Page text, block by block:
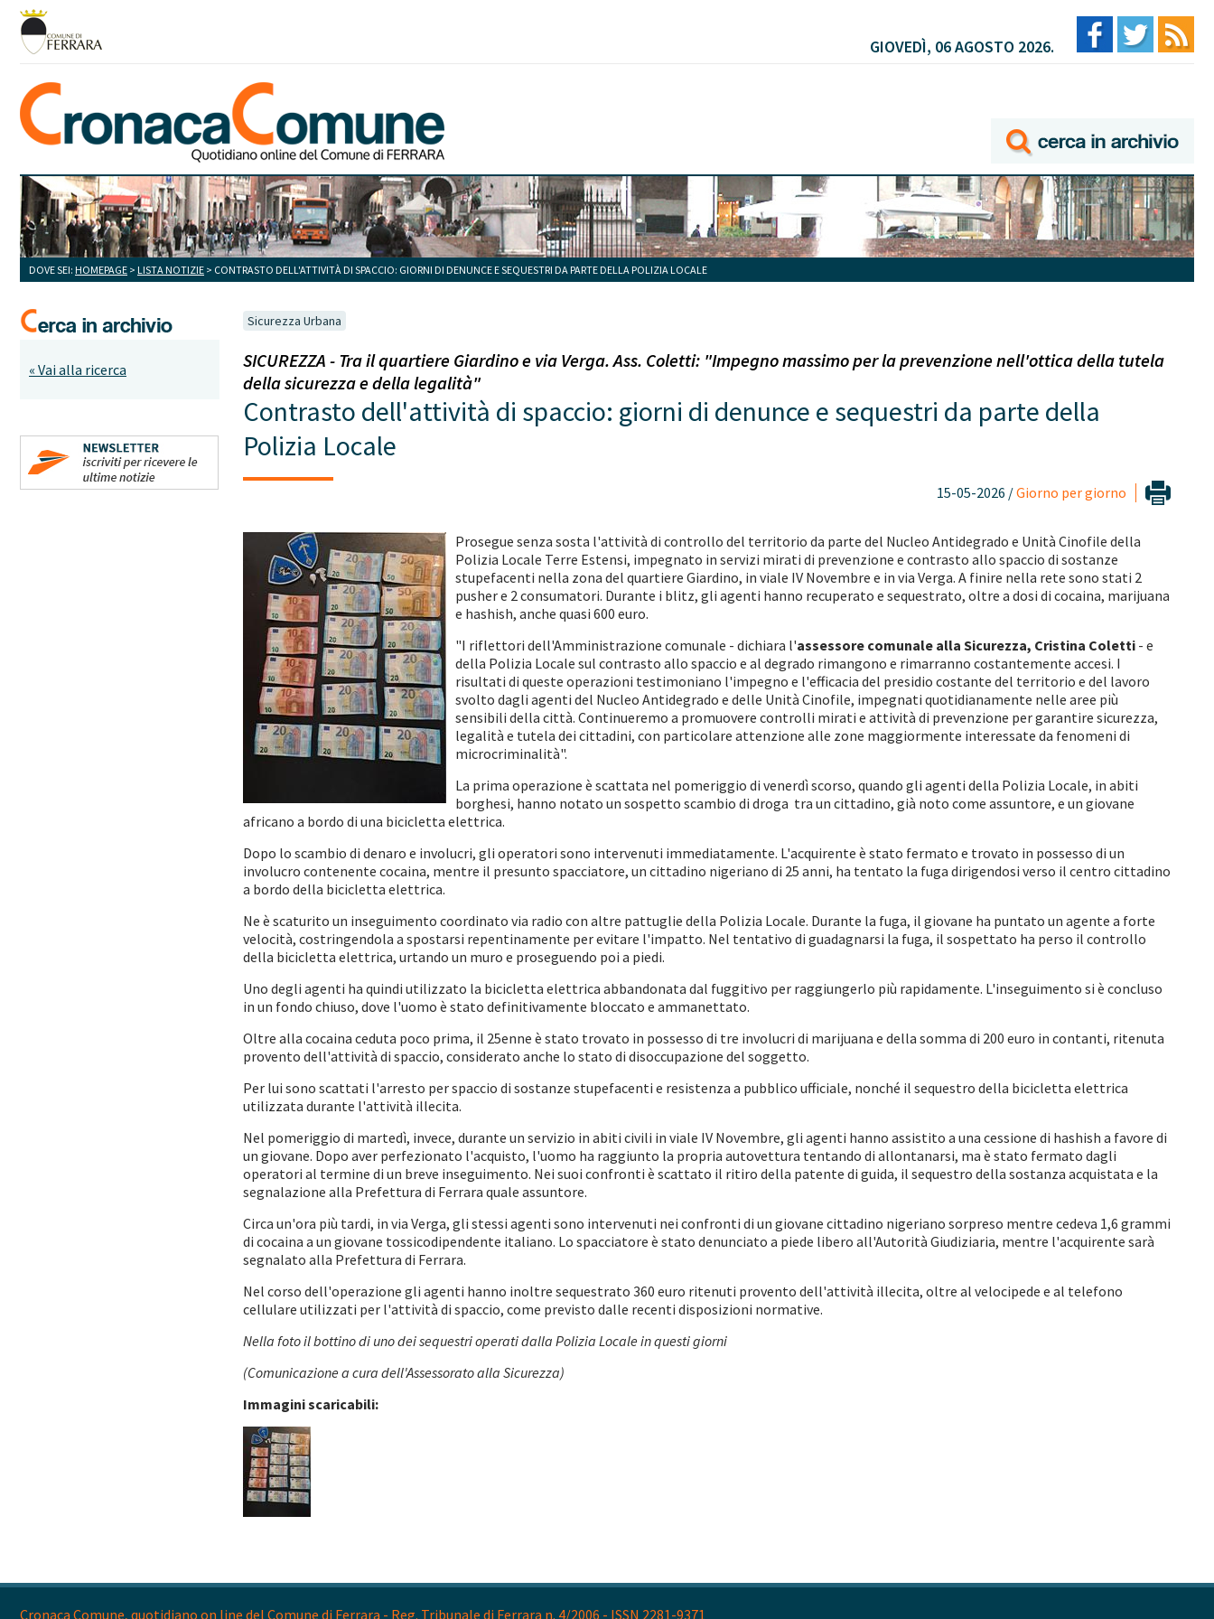
GIOVEDÌ, 06 AGOSTO 2026.
DOVE SEI: HOMEPAGE > LISTA NOTIZIE > CONTRASTO DELL'ATTIVITÀ DI SPACCIO: GIORNI DI DENUNCE E SEQUESTRI DA PARTE DELLA POLIZIA LOCALE
« Vai alla ricerca
Sicurezza Urbana
SICUREZZA - Tra il quartiere Giardino e via Verga. Ass. Coletti: "Impegno massimo per la prevenzione nell'ottica della tutela
della sicurezza e della legalità"
Contrasto dell'attività di spaccio: giorni di denunce e sequestri da parte della
Polizia Locale
15-05-2026 /Giorno per giorno
Prosegue senza sosta l'attività di controllo del territorio da parte del Nucleo Antidegrado e Unità Cinofile della
Polizia Locale Terre Estensi, impegnato in servizi mirati di prevenzione e contrasto allo spaccio di sostanze
stupefacenti nella zona del quartiere Giardino, in viale IV Novembre e in via Verga. A finire nella rete sono stati 2
pusher e 2 consumatori. Durante i blitz, gli agenti hanno recuperato e sequestrato, oltre a dosi di cocaina, marijuana
e hashish, anche quasi 600 euro.
"I riflettori dell'Amministrazione comunale - dichiara l'assessore comunale alla Sicurezza, Cristina Coletti - e
della Polizia Locale sul contrasto allo spaccio e al degrado rimangono e rimarranno costantemente accesi. I
risultati di queste operazioni testimoniano l'impegno e l'efficacia del presidio costante del territorio e del lavoro
svolto dagli agenti del Nucleo Antidegrado e delle Unità Cinofile, impegnati quotidianamente nelle aree più
sensibili della città. Continueremo a promuovere controlli mirati e attività di prevenzione per garantire sicurezza,
legalità e tutela dei cittadini, con particolare attenzione alle zone maggiormente interessate da fenomeni di
microcriminalità".
La prima operazione è scattata nel pomeriggio di venerdì scorso, quando gli agenti della Polizia Locale, in abiti
borghesi, hanno notato un sospetto scambio di droga tra un cittadino, già noto come assuntore, e un giovane
africano a bordo di una bicicletta elettrica.
Dopo lo scambio di denaro e involucri, gli operatori sono intervenuti immediatamente. L'acquirente è stato fermato e trovato in possesso di un
involucro contenente cocaina, mentre il presunto spacciatore, un cittadino nigeriano di 25 anni, ha tentato la fuga dirigendosi verso il centro cittadino
a bordo della bicicletta elettrica.
Ne è scaturito un inseguimento coordinato via radio con altre pattuglie della Polizia Locale. Durante la fuga, il giovane ha puntato un agente a forte
velocità, costringendola a spostarsi repentinamente per evitare l'impatto. Nel tentativo di guadagnarsi la fuga, il sospettato ha perso il controllo
della bicicletta elettrica, urtando un muro e proseguendo poi a piedi.
Uno degli agenti ha quindi utilizzato la bicicletta elettrica abbandonata dal fuggitivo per raggiungerlo più rapidamente. L'inseguimento si è concluso
in un fondo chiuso, dove l'uomo è stato definitivamente bloccato e ammanettato.
Oltre alla cocaina ceduta poco prima, il 25enne è stato trovato in possesso di tre involucri di marijuana e della somma di 200 euro in contanti, ritenuta
provento dell'attività di spaccio, considerato anche lo stato di disoccupazione del soggetto.
Per lui sono scattati l'arresto per spaccio di sostanze stupefacenti e resistenza a pubblico ufficiale, nonché il sequestro della bicicletta elettrica
utilizzata durante l'attività illecita.
Nel pomeriggio di martedì, invece, durante un servizio in abiti civili in viale IV Novembre, gli agenti hanno assistito a una cessione di hashish a favore di
un giovane. Dopo aver perfezionato l'acquisto, l'uomo ha raggiunto la propria autovettura tentando di allontanarsi, ma è stato fermato dagli
operatori al termine di un breve inseguimento. Nei suoi confronti è scattato il ritiro della patente di guida, il sequestro della sostanza acquistata e la
segnalazione alla Prefettura di Ferrara quale assuntore.
Circa un'ora più tardi, in via Verga, gli stessi agenti sono intervenuti nei confronti di un giovane cittadino nigeriano sorpreso mentre cedeva 1,6 grammi
di cocaina a un giovane tossicodipendente italiano. Lo spacciatore è stato denunciato a piede libero all'Autorità Giudiziaria, mentre l'acquirente sarà
segnalato alla Prefettura di Ferrara.
Nel corso dell'operazione gli agenti hanno inoltre sequestrato 360 euro ritenuti provento dell'attività illecita, oltre al velocipede e al telefono
cellulare utilizzati per l'attività di spaccio, come previsto dalle recenti disposizioni normative.
Nella foto il bottino di uno dei sequestri operati dalla Polizia Locale in questi giorni
(Comunicazione a cura dell'Assessorato alla Sicurezza)
Immagini scaricabili:
Cronaca Comune, quotidiano on line del Comune di Ferrara - Reg. Tribunale di Ferrara n. 4/2006 - ISSN 2281-9371